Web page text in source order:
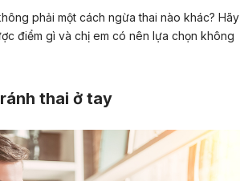
phải một cách ngừa thai nào khác? Hãy
điểm gì và chị em có nên lựa chọn không
thai ở tay